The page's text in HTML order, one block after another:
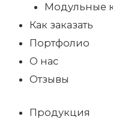
Модульные
Как заказать
Портфолио
О нас
Отзывы
Продукция